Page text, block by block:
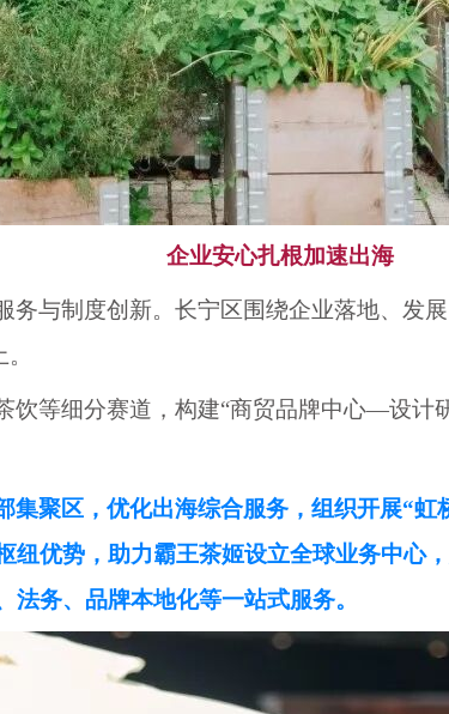
企业安心扎根加速出海
务与制度创新。长宁区围绕企业落地、发
饮等细分赛道，构建“商贸品牌中心—设计
集聚区，优化出海综合服务，组织开展“虹
纽优势，助力霸王茶姬设立全球业务中心
务、品牌本地化等一站式服务。